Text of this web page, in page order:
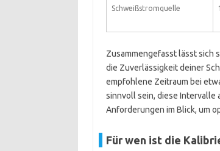
Schweißstromquelle
Zusammengefasst lässt sich
die Zuverlässigkeit deiner
empfohlene Zeitraum bei
sinnvoll sein, diese Intervalle
Anforderungen im Blick, um
Für wen ist die